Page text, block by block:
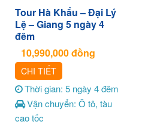
Tour Hà Khẩu – Đại Lý
Lệ – Giang 5 ngày 4
đêm
10,990,000đồng
CHI TIẾT
Thời gian: 5 ngày 4 đêm
Vận chuyển: Ô tô, tàu
cao tốc